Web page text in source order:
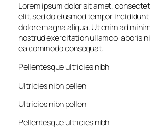
Lorem ipsum dolor sit amet,
elit, sed do eiusmod tempor
dolore magna aliqua. Ut enim ad
nostrud exercitation ullamco laboris
ea commodo consequat.
Pellentesque ultricies nibh
Ultricies nibh pellen
Ultricies nibh pellen
Pellentesque ultricies nibh